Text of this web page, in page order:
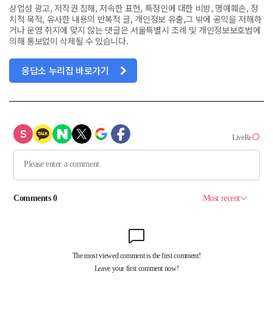
상업성 광고, 저작권 침해, 저속한 표현, 특정인에 대한 비방, 명예훼손, 정
치적 목적, 유사한 내용의 반복적 글, 개인정보 유출,그 밖에 공익을 저해하
거나 운영 취지에 맞지 않는 댓글은 서울특별시 조례 및 개인정보보호법에
의해 통보없이 삭제될 수 있습니다.
응답소 누리집 바로가기